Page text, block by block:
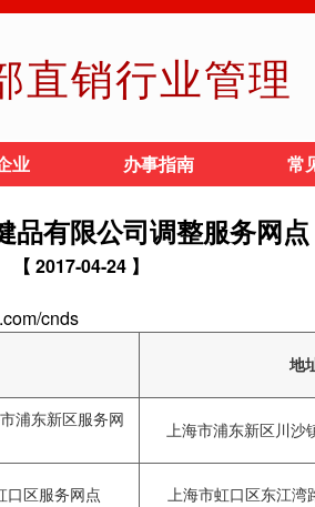
直销行业管理
业 办事指南 常
品有限公司调整服务网点
【 2017-04-24 】
cnds
地
浦东新区服务网
上海市浦东新区川沙
口区服务网点 上海市虹口区东江湾